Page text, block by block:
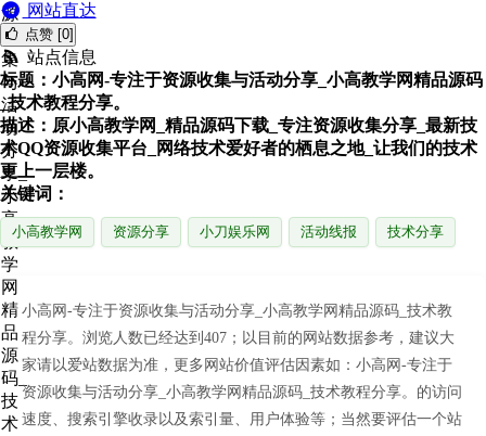
网站直达
点赞 [0]
站点信息
标题：小高网-专注于资源收集与活动分享_小高教学网精品源码
_技术教程分享。
描述：原小高教学网_精品源码下载_专注资源收集分享_最新技
术QQ资源收集平台_网络技术爱好者的栖息之地_让我们的技术
更上一层楼。
关键词：
小高教学网 资源分享 小刀娱乐网 活动线报 技术分享
小高网-专注于资源收集与活动分享_小高教学网精品源码_技术教
程分享。浏览人数已经达到407；以目前的网站数据参考，建议大
家请以爱站数据为准，更多网站价值评估因素如：小高网-专注于
资源收集与活动分享_小高教学网精品源码_技术教程分享。的访问
速度、搜索引擎收录以及索引量、用户体验等；当然要评估一个站